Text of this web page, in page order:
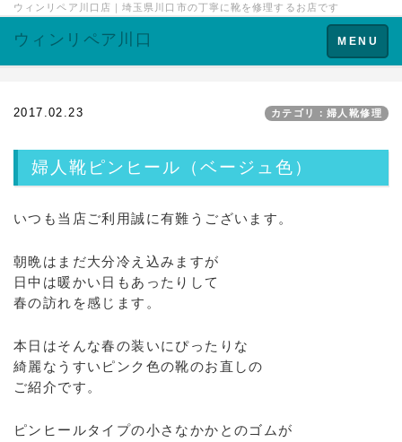
ウィンリペア川口店｜埼玉県川口市の丁寧に靴を修理するお店です
Toggle
navigation
MENU
ウィンリペア川口
2017.02.23 カテゴリ：婦人靴修理
婦人靴ピンヒール（ベージュ色）
いつも当店ご利用誠に有難うございます。
朝晩はまだ大分冷え込みますが
日中は暖かい日もあったりして
春の訪れを感じます。
本日はそんな春の装いにぴったりな
綺麗なうすいピンク色の靴のお直しの
ご紹介です。
ピンヒールタイプの小さなかかとのゴムが